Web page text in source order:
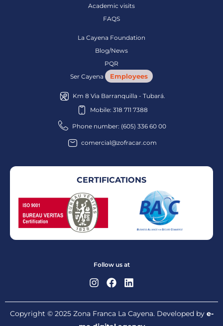
Academic visits
FAQS
La Cayena Foundation
Blog/News
PQR
Ser Cayena
Employees
Km 8 Via Barranquilla - Tubará.
Mobile: 318 711 7388
Phone number: (605) 336 60 00
comercial@zofracar.com
CERTIFICATIONS
Follow us at
Copyright © 2025 Zona Franca La Cayena. Developed by e-